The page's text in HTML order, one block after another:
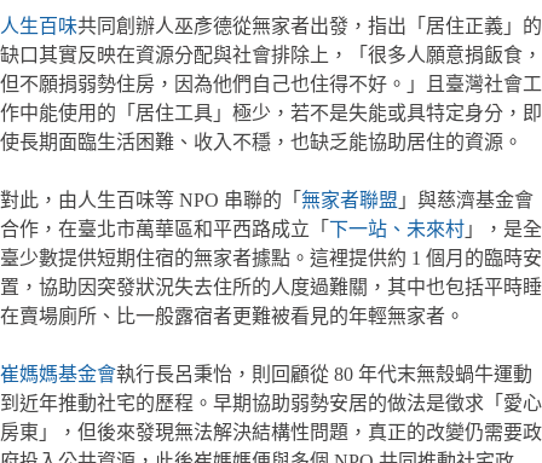
人生百味共同創辦人巫彥德從無家者出發，指出「居住正義」的
缺口其實反映在資源分配與社會排除上，「很多人願意捐飯食，
但不願捐弱勢住房，因為他們自己也住得不好。」且臺灣社會工
作中能使用的「居住工具」極少，若不是失能或具特定身分，即
使長期面臨生活困難、收入不穩，也缺乏能協助居住的資源。
對此，由人生百味等 NPO 串聯的「 無家者聯盟 」與慈濟基金會
合作，在臺北市萬華區和平西路成立「
下一站、未來村 」，是全
臺少數提供短期住宿的無家者據點。這裡提供約 1 個月的臨時安
置，協助因突發狀況失去住所的人度過難關，其中也包括平時睡
在賣場廁所、比一般露宿者更難被看見的年輕無家者。
崔媽媽基金會執行長呂秉怡，則回顧從 80 年代末無殼蝸牛運動
到近年推動社宅的歷程。早期協助弱勢安居的做法是徵求「愛心
房東」，但後來發現無法解決結構性問題，真正的改變仍需要政